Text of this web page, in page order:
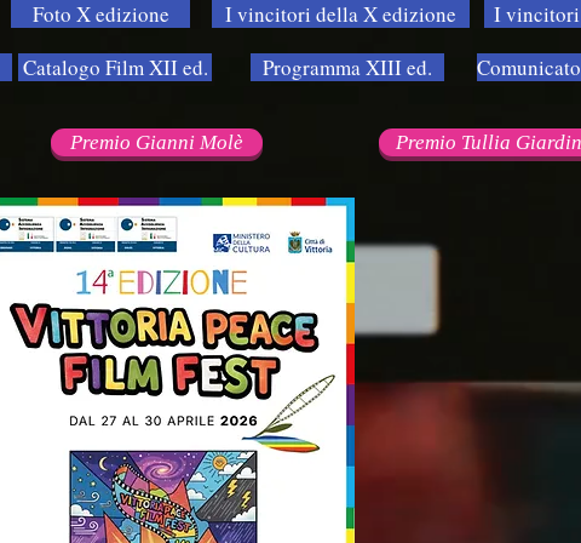
Foto X edizione
Catalogo Film XII ed.
I vincitori della X edizione
Programma XIII ed.
I
Premio Gianni Molè Premio Tullia